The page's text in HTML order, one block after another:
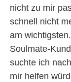
nicht zu mir
schnell nicht
am
Soulmate-
suchte ich
mir helfen